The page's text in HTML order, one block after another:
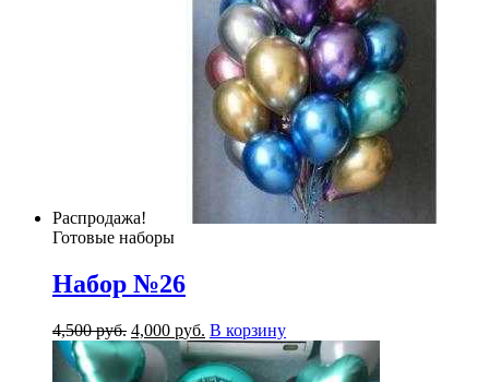
Распродажа!
Готовые наборы
Набор №26
4,500руб. 4,000 руб. В корзину